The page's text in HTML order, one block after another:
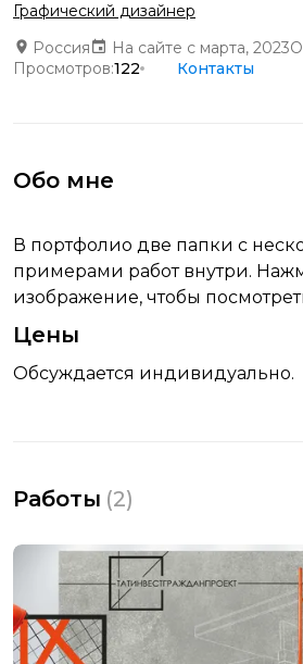
Графический дизайнер
Россия
На сайте с марта, 2023
Просмотров:122 Контакты
Обо мне
В портфолио две папки с
примерами работ внутри.
изображение, чтобы
Цены
Обсуждается индивидуально.
Работы (2)